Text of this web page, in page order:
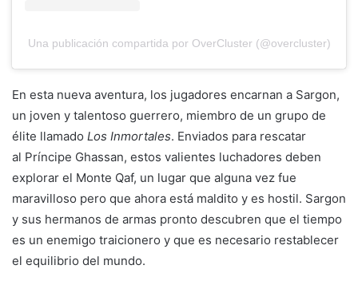
Una publicación compartida por OverCluster (@overcluster)
En esta nueva aventura, los jugadores encarnan a Sargon,
un joven y talentoso guerrero, miembro de un grupo de
élite llamado Los Inmortales. Enviados para rescatar
al Príncipe Ghassan, estos valientes luchadores deben
explorar el Monte Qaf, un lugar que alguna vez fue
maravilloso pero que ahora está maldito y es hostil. Sargon
y sus hermanos de armas pronto descubren que el tiempo
es un enemigo traicionero y que es necesario restablecer
el equilibrio del mundo.